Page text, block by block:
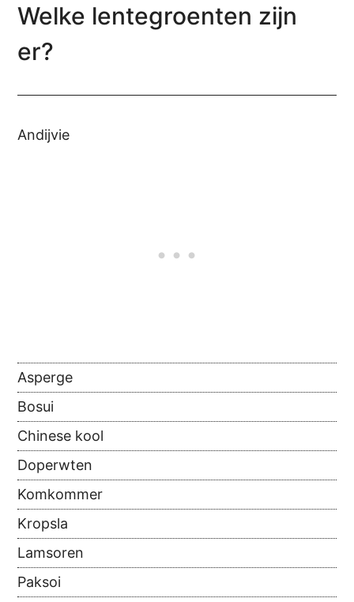
Welke lentegroenten zijn
er?
Andijvie
Asperge
Bosui
Chinese kool
Doperwten
Komkommer
Kropsla
Lamsoren
Paksoi